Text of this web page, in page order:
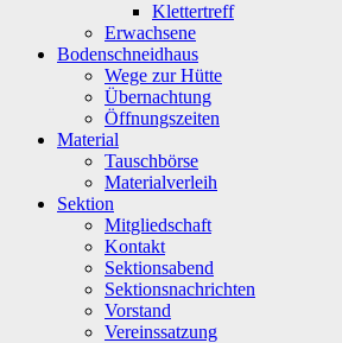
Klettertreff
Erwachsene
Bodenschneidhaus
Wege zur Hütte
Übernachtung
Öffnungszeiten
Material
Tauschbörse
Materialverleih
Sektion
Mitgliedschaft
Kontakt
Sektionsabend
Sektionsnachrichten
Vorstand
Vereinssatzung